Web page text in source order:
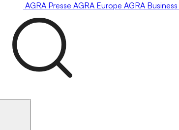
AGRA Presse AGRA Europe AGRA Business